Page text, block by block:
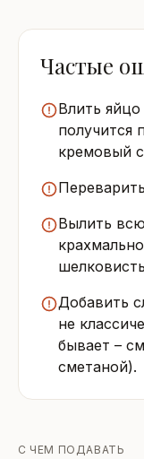
Частые
Влить
получится
кремовый
Вылить
Добавить
не
бывает –
сметаной).
С ЧЕМ ПОДАВАТЬ